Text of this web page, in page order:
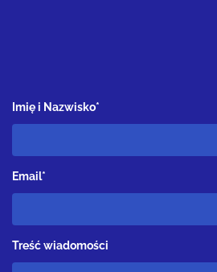
Imię i Nazwisko*
Email*
Treść wiadomości